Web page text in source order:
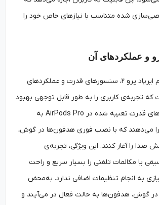
شده متناسب با نیازهای خاص خود را
عملکردهای آن
یکی از امکانات مهم ایرپاد پرو ۲، سنسورهای قدرت و عملکردهای
کاربری را به طور قابل توجهی بهبود
می‌بخشد. سنسورهای قدرت تعبیه شده در AirPods Pro به
می‌دهند که با نصب فوری هدفون‌ها در گوش،
را آغاز کنند. این ویژگی، تجربه‌ی
مکالمات تلفنی را بسیار سریع و راحت
به انجام تنظیمات اضافی ندارد. به‌‌محض
گوش، هدفون‌ها به حالت فعال در می‌آیند و